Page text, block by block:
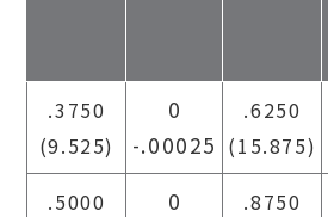
.3750
(9.525)
0
-.00025
.6250
(15.875)
.5000
0
.8750